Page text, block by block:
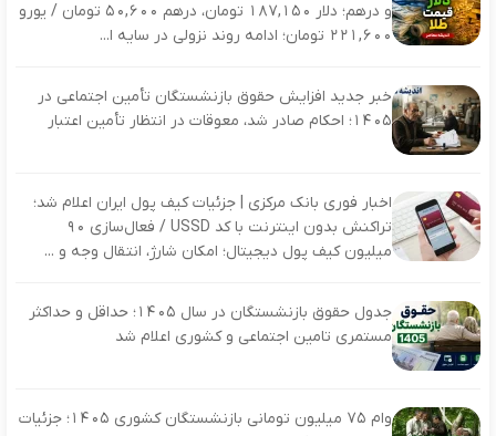
و درهم؛ دلار ۱۸۷,۱۵۰ تومان، درهم ۵۰,۶۰۰ تومان / یورو
۲۲۱,۶۰۰ تومان؛ ادامه روند نزولی در سایه ا...
خبر جدید افزایش حقوق بازنشستگان تأمین اجتماعی در
۱۴۰۵؛ احکام صادر شد، معوقات در انتظار تأمین اعتبار
اخبار فوری بانک مرکزی | جزئیات کیف پول ایران اعلام شد؛
تراکنش بدون اینترنت با کد USSD / فعال‌سازی ۹۰
میلیون کیف پول دیجیتال؛ امکان شارژ، انتقال وجه و ...
جدول حقوق بازنشستگان در سال ۱۴۰۵؛ حداقل و حداکثر
مستمری تامین اجتماعی و کشوری اعلام شد
وام ۷۵ میلیون تومانی بازنشستگان کشوری ۱۴۰۵؛ جزئیات